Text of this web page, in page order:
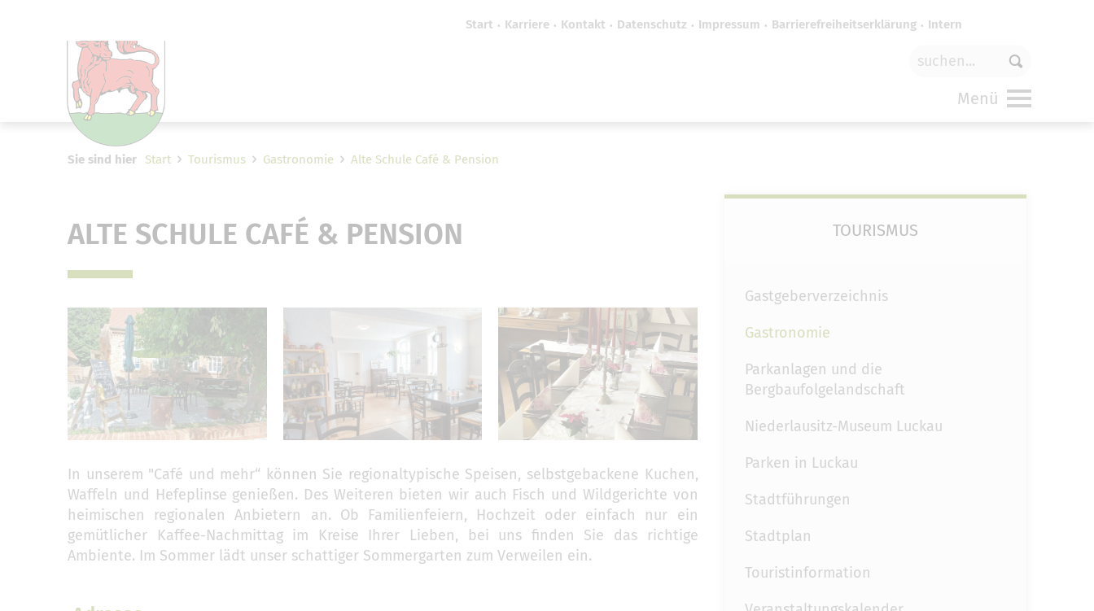
Start Karriere Kontakt Datenschutz Impressum Barrierefreiheitserklärung Intern
Menü
Sie sind hier Start Tourismus Gastronomie Alte Schule Café & Pension
ALTE SCHULE CAFÉ & PENSION
In unserem "Café und mehr“ können Sie regionaltypische Speisen, selbstgebackene Kuchen,
Waffeln und Hefeplinse genießen. Des Weiteren bieten wir auch Fisch und Wildgerichte von
heimischen regionalen Anbietern an. Ob Familienfeiern, Hochzeit oder einfach nur ein
gemütlicher Kaffee-Nachmittag im Kreise Ihrer Lieben, bei uns finden Sie das richtige
Ambiente. Im Sommer lädt unser schattiger Sommergarten zum Verweilen ein.
TOURISMUS
Gastgeberverzeichnis
Gastronomie
Parkanlagen und die
Bergbaufolgelandschaft
Niederlausitz-Museum Luckau
Parken in Luckau
Stadtführungen
Stadtplan
Touristinformation
in den